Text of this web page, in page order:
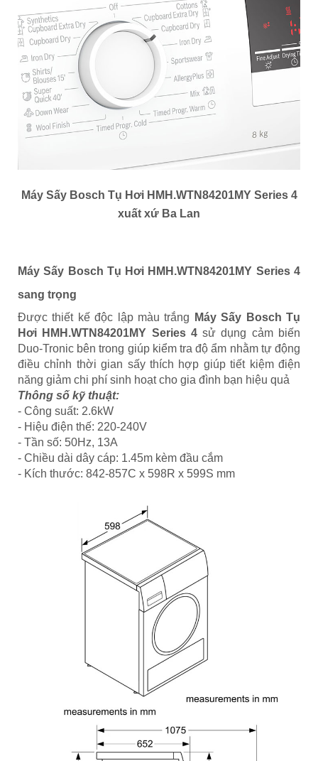
Máy Sấy Bosch Tụ Hơi HMH.WTN84201MY Series 4
xuất xứ Ba Lan
Máy Sấy Bosch Tụ Hơi HMH.WTN84201MY Series 4
sang trọng
Được thiết kế độc lập màu trắng
Máy Sấy Bosch Tụ
Hơi HMH.WTN84201MY Series 4sử dụng cảm biến
Duo-Tronic bên trong giúp kiểm tra độ ẩm nhằm tự động
điều chỉnh thời gian sấy thích hợp giúp tiết kiệm điện
năng giảm chi phí sinh hoạt cho gia đình bạn hiệu quả
Thông số kỹ thuật:
- Công suất: 2.6kW
- Hiệu điện thế: 220-240V
- Tần số: 50Hz, 13A
- Chiều dài dây cáp: 1.45m kèm đầu cắm
- Kích thước: 842-857C x 598R x 599S mm